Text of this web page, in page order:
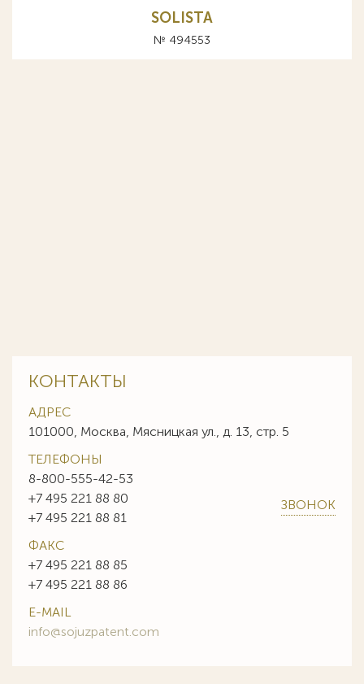
SOLISTA
№ 494553
КОНТАКТЫ
АДРЕС
101000, Москва, Мясницкая ул., д. 13, стр. 5
ТЕЛЕФОНЫ
8-800-555-42-53
+7 495 221 88 80
+7 495 221 88 81
ЗВОНОК
ФАКС
+7 495 221 88 85
+7 495 221 88 86
E-MAIL
info@sojuzpatent.com